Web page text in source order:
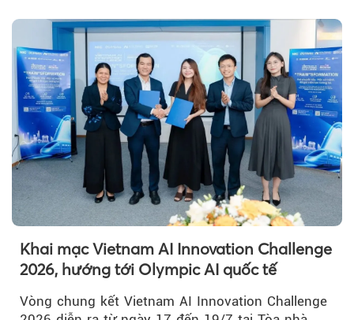
kết nối TP HCM với Đồng bằng sông Cửu Long.
Khai mạc Vietnam AI Innovation Challenge
2026, hướng tới Olympic AI quốc tế
Vòng chung kết Vietnam AI Innovation Challenge